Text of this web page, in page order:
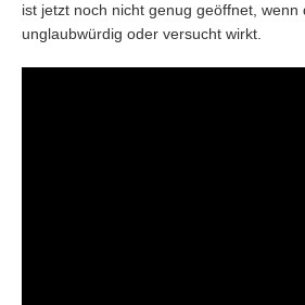
ist jetzt noch nicht genug geöffnet, wenn
unglaubwürdig oder versucht wirkt.